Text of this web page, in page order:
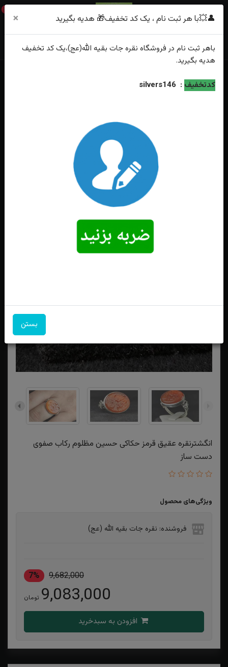
0
خانه
فهرست محصولات
انگشترنقره عقیق قرمز حکاکی حسین مظلوم رکاب صفوی دست ساز
انگشترنقره عقیق قرمز حکاکی حسین مظلوم رکاب صفوی
دست ساز
ویژگی‌های محصول
فروشنده: نقره جات بقیه الله (عج)
9,682,000
7%
9,083,000 تومان
👤💥با هر ثبت نام ، یک کد تخفیف🎁 هدیه بگیرید ×
باهر ثبت نام در فروشگاه نقره جات بقیه الله(عج)،یک کد تخفیف
هدیه بگیرید.
کدتخفیف :
silvers146
بستن